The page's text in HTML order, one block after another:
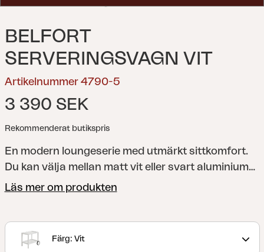
BELFORT
SERVERINGSVAGN VIT
Artikelnummer 4790-5
3 390 SEK
Rekommenderat butikspris
En modern loungeserie med utmärkt sittkomfort.
Du kan välja mellan matt vit eller svart aluminium
med grå textilene och dynorna som följer med är
att skapa en trivsam och funktionell uteplats
oavsett om den är liten eller stor.
Läs mer om produkten
Färg: Vit